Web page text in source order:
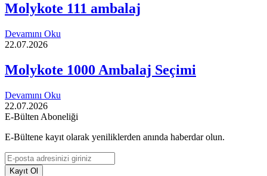
Molykote 111 ambalaj
Devamını Oku
22.07.2026
Molykote 1000 Ambalaj Seçimi
Devamını Oku
22.07.2026
E-Bülten Aboneliği
E-Bültene kayıt olarak yeniliklerden anında haberdar olun.
Kayıt Ol